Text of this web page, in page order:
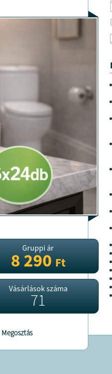
Gruppi ár
8 290Ft
Vásárlások száma
71
Megosztás